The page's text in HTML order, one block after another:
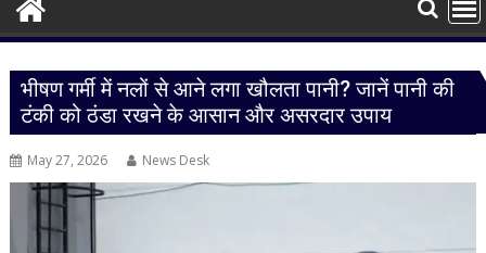
भीषण गर्मी में नलों से आने लगा खौलता पानी? जानें पानी की
टंकी को ठंडा रखने के आसान और असरदार उपाय
May 27, 2026 News Desk